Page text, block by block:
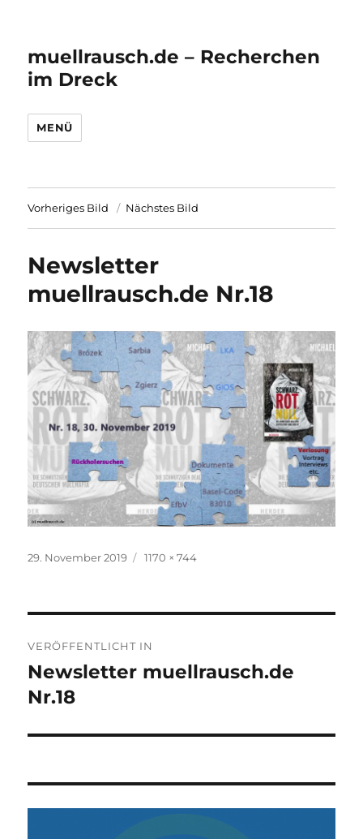
muellrausch.de – Recherchen
im Dreck
MENÜ
Vorheriges Bild Nächstes Bild
Newsletter
muellrausch.de Nr.18
Veröffentlicht
29. November 2019
Volle
1170 × 744
VERÖFFENTLICHT IN
Newsletter muellrausch.de
Nr.18